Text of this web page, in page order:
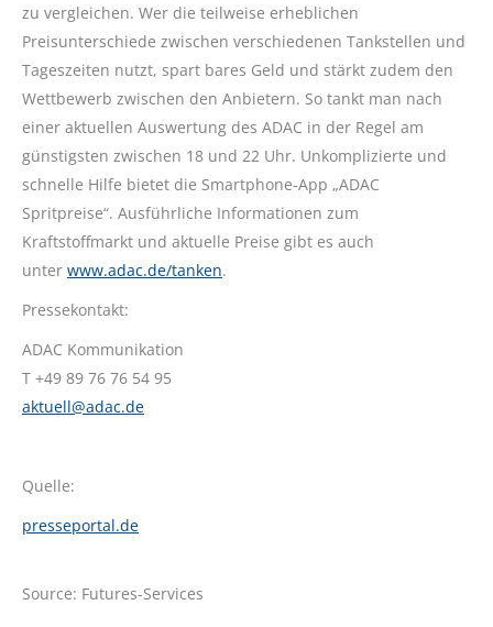
zu vergleichen. Wer die teilweise erheblichen
Preisunterschiede zwischen verschiedenen Tankstellen und
Tageszeiten nutzt, spart bares Geld und stärkt zudem den
Wettbewerb zwischen den Anbietern. So tankt man nach
einer aktuellen Auswertung des ADAC in der Regel am
günstigsten zwischen 18 und 22 Uhr. Unkomplizierte und
schnelle Hilfe bietet die Smartphone-App „ADAC
Spritpreise“. Ausführliche Informationen zum
Kraftstoffmarkt und aktuelle Preise gibt es auch
unter www.adac.de/tanken.
Pressekontakt:
ADAC Kommunikation
T +49 89 76 76 54 95
aktuell@adac.de
Quelle:
presseportal.de
Source: Futures-Services